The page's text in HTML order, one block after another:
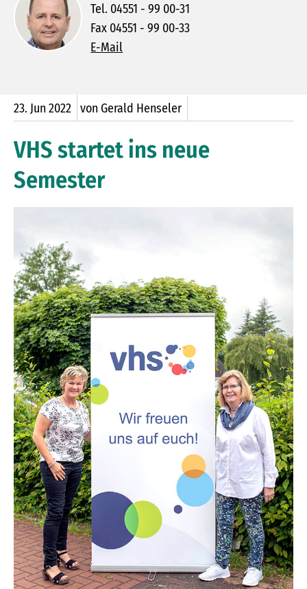
Tel. 04551 - 99 00-31
Fax 04551 - 99 00-33
E-Mail
23. Jun2022 von Gerald Henseler
VHS startet ins neue
Semester